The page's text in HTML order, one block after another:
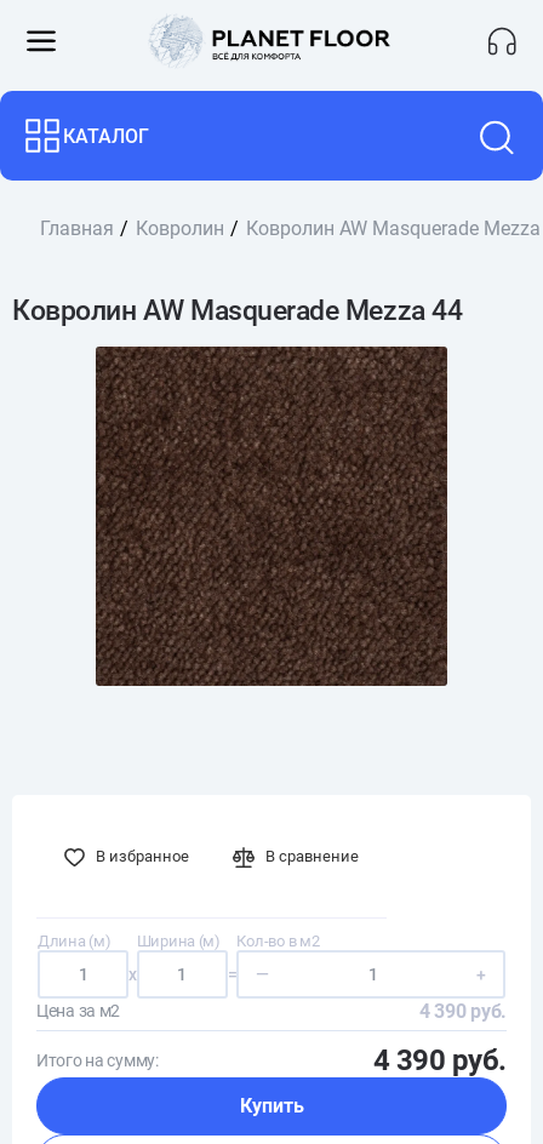
КАТАЛОГ
Главная Ковролин Ковролин AW Masquerade
Ковролин AW Masquerade Mezza 44
В избранное В сравнение
Длина (м)
x
Ширина (м)
=
Кол-во в м2
—
+
Цена за м2
4 390 руб.
Итого на сумму: 4 390 руб.
Купить